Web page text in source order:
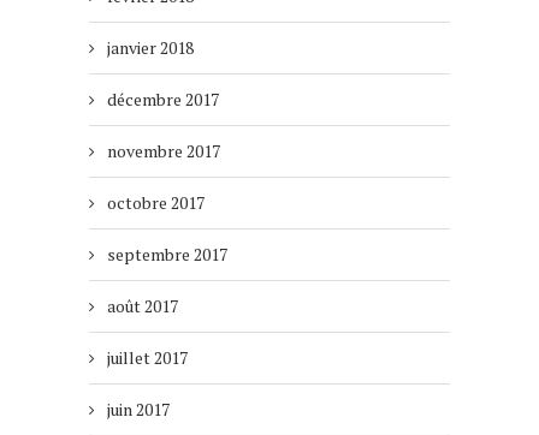
janvier 2018
décembre 2017
novembre 2017
octobre 2017
septembre 2017
août 2017
juillet 2017
juin 2017